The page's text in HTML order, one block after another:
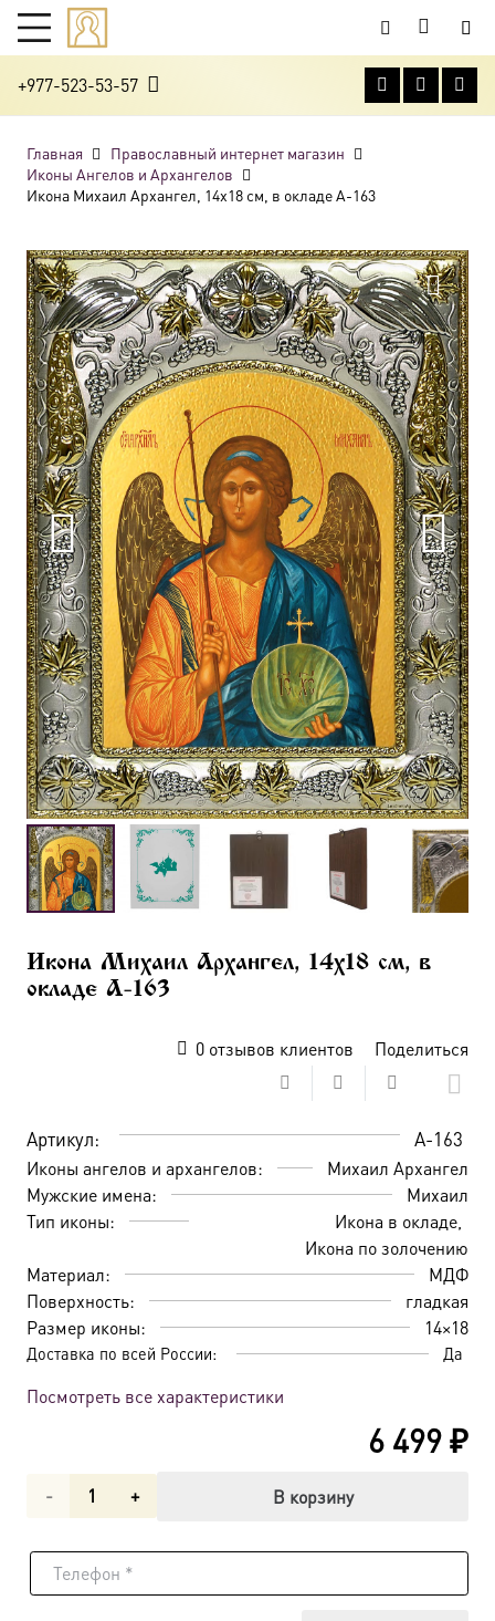
+977-523-53-57
Главная
Православный интернет магазин
Иконы Ангелов и Архангелов
Икона Михаил Архангел, 14х18 см, в окладе A-163
Икона Михаил Архангел, 14х18 см, в
окладе A-163
0отзывов клиентов Поделиться
Артикул: A-163
Иконы ангелов и архангелов:
Михаил Архангел
Мужские имена:
Михаил
Тип иконы:
Икона в окладе
Икона по золочению
Материал:
МДФ
Поверхность:
гладкая
Размер иконы:
14×18
Доставка по всей России: Да
Посмотреть все характеристики
6 499₽
Количество
Икона
В корзину